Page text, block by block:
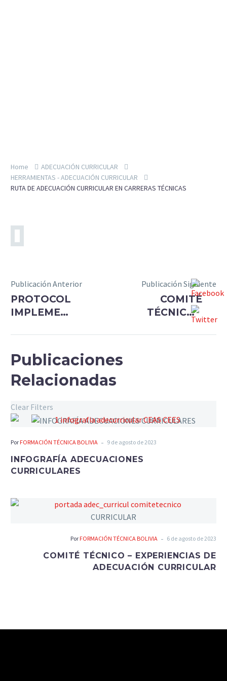
Home
ADECUACIÓN CURRICULAR
HERRAMIENTAS - ADECUACIÓN CURRICULAR
RUTA DE ADECUACIÓN CURRICULAR EN CARRERAS TÉCNICAS
Publicación Anterior
PROTOCOLOS
IMPLEMENTACIÓN
SUPERIOR
Publicación Siguiente
COMITÉ
TÉCNICO –
EXPERIENCIAS
DE
Publicaciones
Relacionadas
Clear Filters
Por FORMACIÓN TÉCNICA BOLIVIA - 9 de agosto de 2023
INFOGRAFÍA ADECUACIONES
CURRICULARES
Por FORMACIÓN TÉCNICA BOLIVIA - 6 de agosto de 2023
COMITÉ TÉCNICO – EXPERIENCIAS DE
ADECUACIÓN CURRICULAR